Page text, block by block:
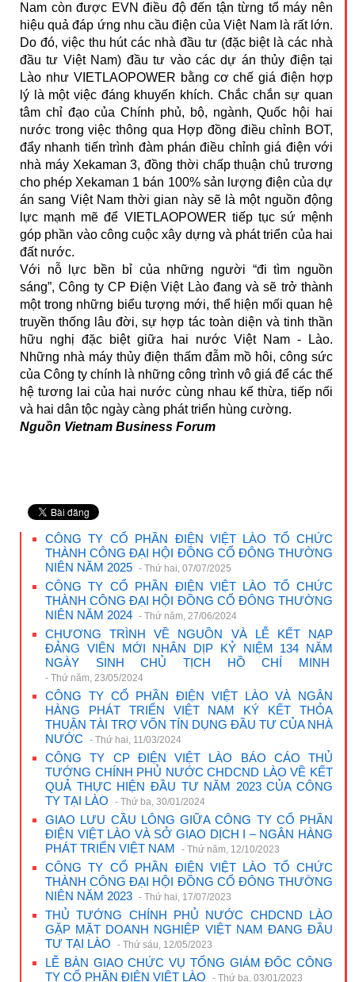
Nam còn được EVN điều độ đến tận từng tổ máy nên
hiệu quả đáp ứng nhu cầu điện của Việt Nam là rất lớn.
Do đó, việc thu hút các nhà đầu tư (đặc biệt là các nhà
đầu tư Việt Nam) đầu tư vào các dự án thủy điện tại
Lào như VIETLAOPOWER bằng cơ chế giá điện hợp
lý là một việc đáng khuyến khích. Chắc chắn sự quan
tâm chỉ đạo của Chính phủ, bộ, ngành, Quốc hội hai
nước trong việc thông qua Hợp đồng điều chỉnh BOT,
đẩy nhanh tiến trình đàm phán điều chỉnh giá điện với
nhà máy Xekaman 3, đồng thời chấp thuận chủ trương
cho phép Xekaman 1 bán 100% sản lượng điện của dự
án sang Việt Nam thời gian này sẽ là một nguồn động
lực mạnh mẽ để VIETLAOPOWER tiếp tục sứ mệnh
góp phần vào công cuộc xây dựng và phát triển của hai
đất nước.
Với nỗ lực bền bỉ của những người “đi tìm nguồn
sáng”, Công ty CP Điện Việt Lào đang và sẽ trở thành
một trong những biểu tượng mới, thể hiện mối quan hệ
truyền thống lâu đời, sự hợp tác toàn diện và tinh thần
hữu nghị đặc biệt giữa hai nước Việt Nam - Lào.
Những nhà máy thủy điện thấm đẫm mồ hôi, công sức
của Công ty chính là những công trình vô giá để các thế
hệ tương lai của hai nước cùng nhau kế thừa, tiếp nối
và hai dân tộc ngày càng phát triển hùng cường.
Nguồn Vietnam Business Forum
CÔNG TY CỔ PHẦN ĐIỆN VIỆT LÀO TỔ CHỨC
THÀNH CÔNG ĐẠI HỘI ĐỒNG CỔ ĐÔNG THƯỜNG
NIÊN NĂM 2025 - Thứ hai, 07/07/2025
CÔNG TY CỔ PHẦN ĐIỆN VIỆT LÀO TỔ CHỨC
THÀNH CÔNG ĐẠI HỘI ĐỒNG CỔ ĐÔNG THƯỜNG
NIÊN NĂM 2024 - Thứ năm, 27/06/2024
CHƯƠNG TRÌNH VỀ NGUỒN VÀ LỄ KẾT NẠP
ĐẢNG VIÊN MỚI NHÂN DỊP KỶ NIỆM 134 NĂM
NGÀY SINH CHỦ TỊCH HỒ CHÍ MINH
- Thứ năm, 23/05/2024
CÔNG TY CỔ PHẦN ĐIỆN VIỆT LÀO VÀ NGÂN
HÀNG PHÁT TRIỂN VIỆT NAM KÝ KẾT THỎA
THUẬN TÀI TRỢ VỐN TÍN DỤNG ĐẦU TƯ CỦA NHÀ
NƯỚC
- Thứ hai, 11/03/2024
CÔNG TY CP ĐIỆN VIỆT LÀO BÁO CÁO THỦ
TƯỚNG CHÍNH PHỦ NƯỚC CHDCND LÀO VỀ KẾT
QUẢ THỰC HIỆN ĐẦU TƯ NĂM 2023 CỦA CÔNG
TY TẠI LÀO
- Thứ ba, 30/01/2024
GIAO LƯU CẦU LÔNG GIỮA CÔNG TY CỔ PHẦN
ĐIỆN VIỆT LÀO VÀ SỞ GIAO DỊCH I – NGÂN HÀNG
PHÁT TRIỂN VIỆT NAM
- Thứ năm, 12/10/2023
CÔNG TY CỔ PHẦN ĐIỆN VIỆT LÀO TỔ CHỨC
THÀNH CÔNG ĐẠI HỘI ĐỒNG CỔ ĐÔNG THƯỜNG
NIÊN NĂM 2023 - Thứ hai, 17/07/2023
THỦ TƯỚNG CHÍNH PHỦ NƯỚC CHDCND LÀO
GẶP MẶT DOANH NGHIỆP VIỆT NAM ĐANG ĐẦU
TƯ TẠI LÀO
- Thứ sáu, 12/05/2023
LỄ BÀN GIAO CHỨC VỤ TỔNG GIÁM ĐỐC CÔNG
TY CỔ PHẦN ĐIỆN VIỆT LÀO
- Thứ ba, 03/01/2023